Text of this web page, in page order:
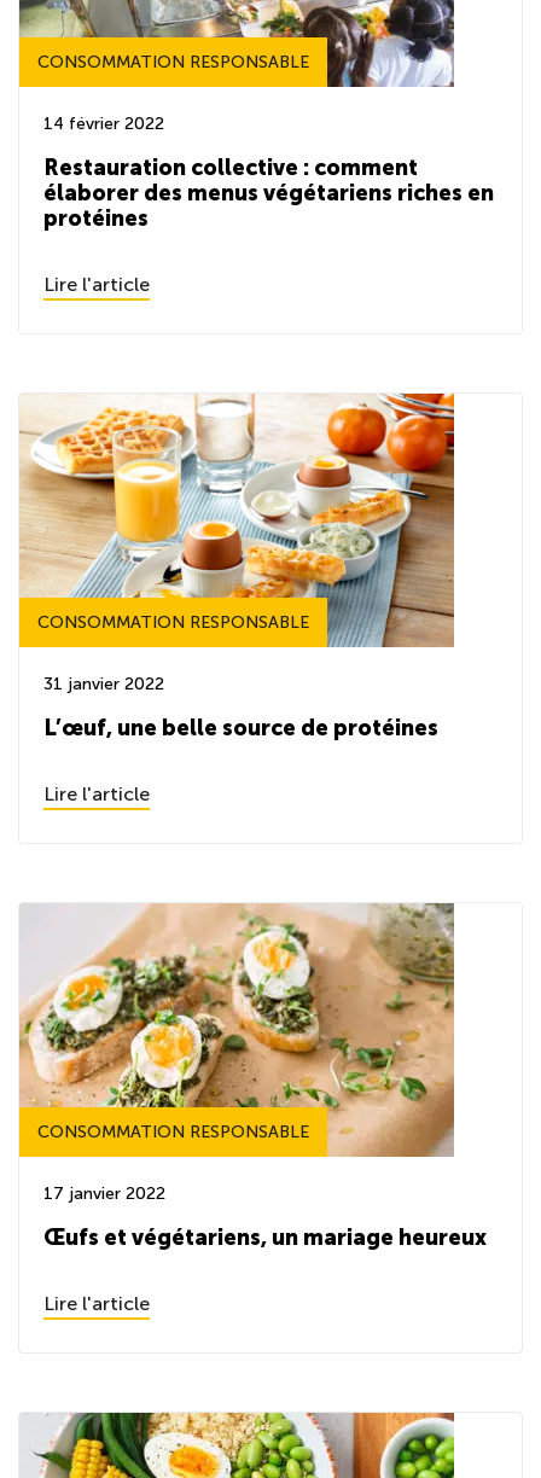
CONSOMMATION RESPONSABLE
14 février 2022
Restauration collective : comment
élaborer des menus végétariens riches en
protéines
Lire l'article
CONSOMMATION RESPONSABLE
31 janvier 2022
L’œuf, une belle source de protéines
Lire l'article
CONSOMMATION RESPONSABLE
17 janvier 2022
Œufs et végétariens, un mariage heureux
Lire l'article